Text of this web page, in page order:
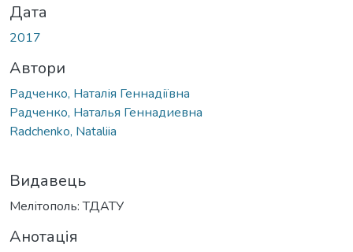
Дата
2017
Автори
Радченко, Наталія Геннадіївна
Радченко, Наталья Геннадиевна
Radchenko, Nataliia
Видавець
Мелітополь: ТДАТУ
Анотація